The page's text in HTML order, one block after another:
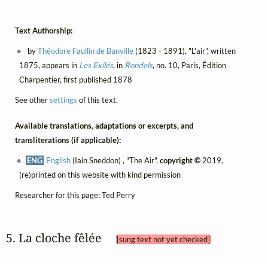
Text Authorship:
byThéodore Faullin de Banville(1823 - 1891), "L'air", written
1875, appears in Les Exilés, in Rondels, no. 10, Paris, Édition
Charpentier, first published 1878
See othersettings of this text.
Available translations, adaptations or excerpts, and
transliterations (if applicable):
ENG English(Iain Sneddon) , "The Air",copyright © 2019,
(re)printed on this website with kind permission
Researcher for this page: Ted Perry
5. La cloche fêlée [sung text not yet checked]